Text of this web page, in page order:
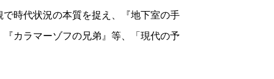
時代状況の本質を捉え、『地下室の手
カラマーゾフの兄弟』等、「現代の予